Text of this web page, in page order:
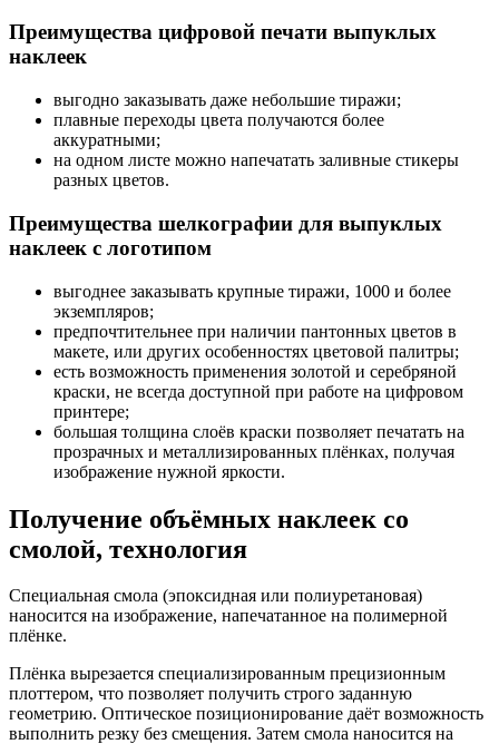
Преимущества цифровой печати выпуклых
наклеек
выгодно заказывать даже небольшие тиражи;
плавные переходы цвета получаются более
аккуратными;
на одном листе можно напечатать заливные стикеры
разных цветов.
Преимущества шелкографии для выпуклых
наклеек с логотипом
выгоднее заказывать крупные тиражи, 1000 и более
экземпляров;
предпочтительнее при наличии пантонных цветов в
макете, или других особенностях цветовой палитры;
есть возможность применения золотой и серебряной
краски, не всегда доступной при работе на цифровом
принтере;
большая толщина слоёв краски позволяет печатать на
прозрачных и металлизированных плёнках, получая
изображение нужной яркости.
Получение объёмных наклеек со
смолой, технология
Специальная смола (эпоксидная или полиуретановая)
наносится на изображение, напечатанное на полимерной
плёнке.
Плёнка вырезается специализированным прецизионным
плоттером, что позволяет получить строго заданную
геометрию. Оптическое позиционирование даёт возможность
выполнить резку без смещения. Затем смола наносится на